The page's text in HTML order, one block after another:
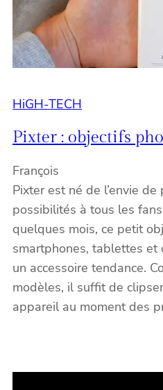
HiGH-TECH
Pixter : objectifs
François
Pixter est né de l’envie
possibilités à tous les
quelques mois, ce petit
smartphones, tablettes et
un accessoire tendance.
modèles, il suffit de
appareil au moment des